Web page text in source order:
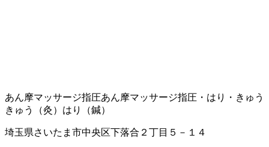
あん摩マッサージ指圧あん摩マッサージ指圧・はり・きゅう
きゅう（灸） はり（鍼）
埼玉県さいたま市中央区下落合２丁目５－１４